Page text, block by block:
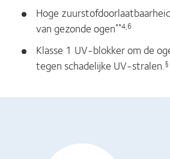
Hoge
van gezonde ogen**4,6
Klasse 1 UV-blokker om de
tegen schadelijke UV-stralen.§